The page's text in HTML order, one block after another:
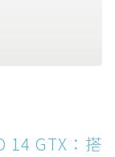
14 GTX：搭